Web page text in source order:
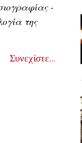
-
της
Συνεχίστε...